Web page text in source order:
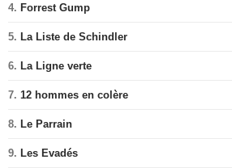
4. Forrest Gump
5. La Liste de Schindler
6. La Ligne verte
7. 12 hommes en colère
8. Le Parrain
9. Les Evadés